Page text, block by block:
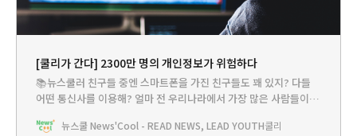
[쿨리가 간다] 2300만 명의 개인정보가 위험하다
📚뉴스쿨러 친구들 중엔 스마트폰을 가진 친구들도 꽤 있지? 다들
어떤 통신사를 이용해? 얼마 전 우리나라에서 가장 많은 사람들이 이
레콤 가입자들은 혹시 자신의 개인정보가 범죄집단에 노출된 건 아
뉴스쿨 News'Cool - READ NEWS, LEAD YOUTH쿨리